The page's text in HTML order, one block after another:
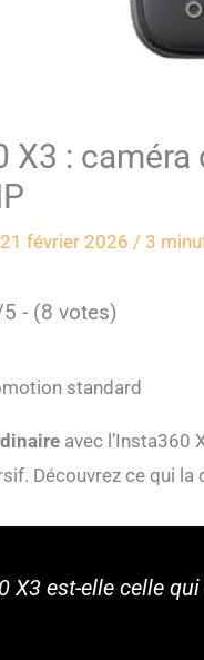
: caméra
21 février 2026 / 3
- (8 votes)
avec l’Insta360
Découvrez ce qui
X3 est-elle celle